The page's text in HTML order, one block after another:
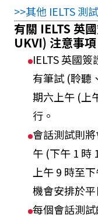
>>其他 IELTS 測
有關 IELTS 英
UKVI) 注意事項
IELTS 英國
有筆試 (聆聽
期六上午 (上
行。
會話測試則
午 (下午 1 時
上午 9 時至
機會安排於平
每個會話測試